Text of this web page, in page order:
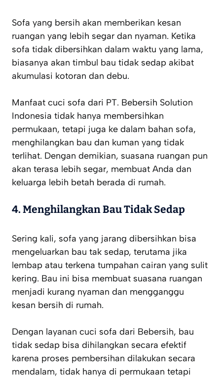
Sofa yang bersih akan memberikan kesan
ruangan yang lebih segar dan nyaman. Ketika
sofa tidak dibersihkan dalam waktu yang lama,
biasanya akan timbul bau tidak sedap akibat
akumulasi kotoran dan debu.
Manfaat cuci sofa dari PT. Bebersih Solution
Indonesia tidak hanya membersihkan
permukaan, tetapi juga ke dalam bahan sofa,
menghilangkan bau dan kuman yang tidak
terlihat. Dengan demikian, suasana ruangan pun
akan terasa lebih segar, membuat Anda dan
keluarga lebih betah berada di rumah.
4.Menghilangkan Bau Tidak Sedap
Sering kali, sofa yang jarang dibersihkan bisa
mengeluarkan bau tak sedap, terutama jika
lembap atau terkena tumpahan cairan yang sulit
kering. Bau ini bisa membuat suasana ruangan
menjadi kurang nyaman dan mengganggu
kesan bersih di rumah.
Dengan layanan cuci sofa dari Bebersih, bau
tidak sedap bisa dihilangkan secara efektif
karena proses pembersihan dilakukan secara
mendalam, tidak hanya di permukaan tetapi